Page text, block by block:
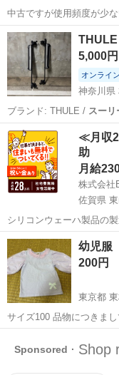
中古ですが使用頻度が少
ます。エアキャップで巻いて発送します。
プロフィール欄を参照く
東京 清瀬市 キャ
5,000円
オンライ
神奈川県
ブランド: THULE / スーリ
神奈川 相模原市 外
≪月収
助
月給
株式会社
佐賀県
シリコンウェーハ製品の
やカップルとの応募OK◎
実♪業務はクリーンルー
300円～の格安食堂あり！
佐賀 伊万里市 東
幼児服
200円
東京都
サイズ100 品物につきましては掲載画像上でのご判断で宜しくお願い
します。 ※基本的には幼い子どもがおりますので、悪天候は不可の場
合があります。初回にご